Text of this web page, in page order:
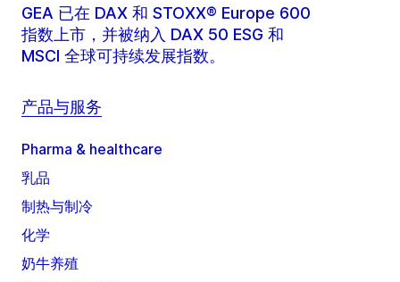
GEA 已在 DAX 和 STOXX® Europe 600
指数上市，并被纳入 DAX 50 ESG 和
MSCI 全球可持续发展指数。
产品与服务
Pharma & healthcare
乳品
制热与制冷
化学
奶牛养殖